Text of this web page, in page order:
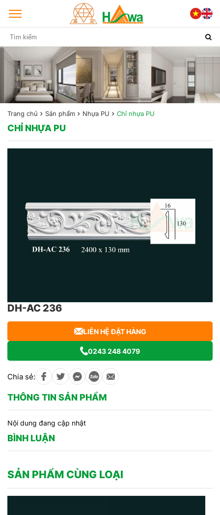
Trang chủ Sản phẩm Nhựa PU Chỉ nhựa PU
CHỈ NHỰA PU
DH-AC 236
LIÊN HỆ ĐẶT HÀNG
0243 248 4079
Chia sẻ:
THÔNG TIN SẢN PHẨM
Nội dung đang cập nhật
BÌNH LUẬN
SẢN PHẨM CÙNG LOẠI